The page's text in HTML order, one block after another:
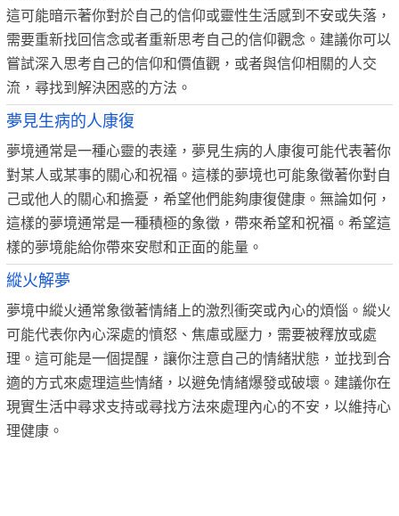
這可能暗示著你對於自己的信仰或靈性生活感到不安或失落，
需要重新找回信念或者重新思考自己的信仰觀念。建議你可以
嘗試深入思考自己的信仰和價值觀，或者與信仰相關的人交
流，尋找到解決困惑的方法。
夢見生病的人康復
夢境通常是一種心靈的表達，夢見生病的人康復可能代表著你
對某人或某事的關心和祝福。這樣的夢境也可能象徵著你對自
己或他人的關心和擔憂，希望他們能夠康復健康。無論如何，
這樣的夢境通常是一種積極的象徵，帶來希望和祝福。希望這
樣的夢境能給你帶來安慰和正面的能量。
縱火解夢
夢境中縱火通常象徵著情緒上的激烈衝突或內心的煩惱。縱火
可能代表你內心深處的憤怒、焦慮或壓力，需要被釋放或處
理。這可能是一個提醒，讓你注意自己的情緒狀態，並找到合
適的方式來處理這些情緒，以避免情緒爆發或破壞。建議你在
現實生活中尋求支持或尋找方法來處理內心的不安，以維持心
理健康。